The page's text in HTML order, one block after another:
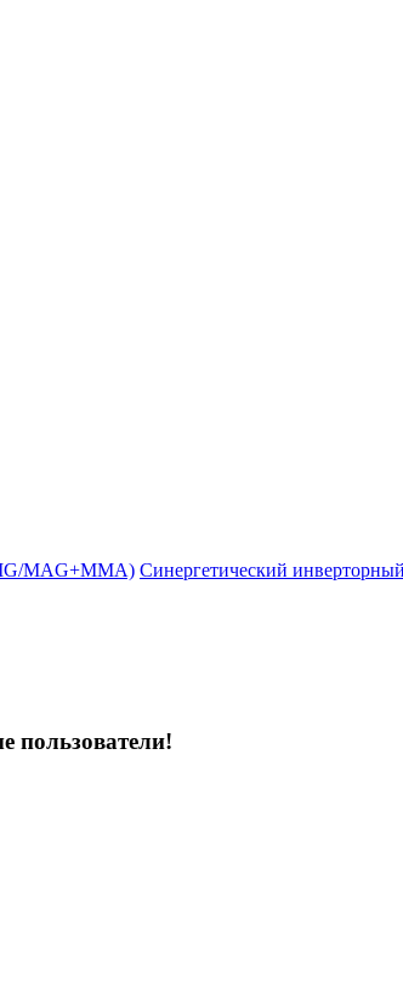
MAG+MMA) Синергетический
пользователи!